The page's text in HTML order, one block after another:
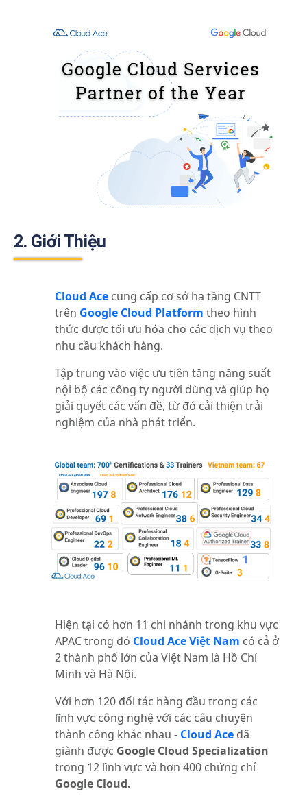
2. Giới Thiệu
Cloud Ace cung cấp cơ sở hạ tầng CNTT
trên Google Cloud Platform theo hình
thức được tối ưu hóa cho các dịch vụ theo
nhu cầu khách hàng.
Tập trung vào việc ưu tiên tăng năng suất
nội bộ các công ty người dùng và giúp họ
giải quyết các vấn đề, từ đó cải thiện trải
nghiệm của nhà phát triển.
Hiện tại có hơn 11 chi nhánh trong khu vực
APAC trong đó Cloud Ace Việt Nam có cả ở
2 thành phố lớn của Việt Nam là Hồ Chí
Minh và Hà Nội.
Với hơn 120 đối tác hàng đầu trong các
lĩnh vực công nghệ với các câu chuyện
thành công khác nhau - Cloud Ace đã
giành được Google Cloud Specialization
trong 12 lĩnh vực và hơn 400 chứng chỉ
Google Cloud.